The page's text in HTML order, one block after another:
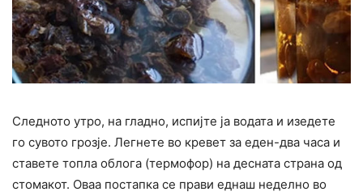
Следното утро, на гладно, испијте ја водата и изедете
го сувото грозје. Легнете во кревет за еден-два часа и
ставете топла облога (термофор) на десната страна од
стомакот. Оваа постапка се прави еднаш неделно во